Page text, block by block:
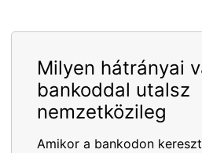
Milyen hátrányai
bankoddal utalsz
nemzetközileg
Amikor a bankodon